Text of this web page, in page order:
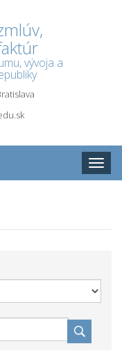
vývoja a
Toggle